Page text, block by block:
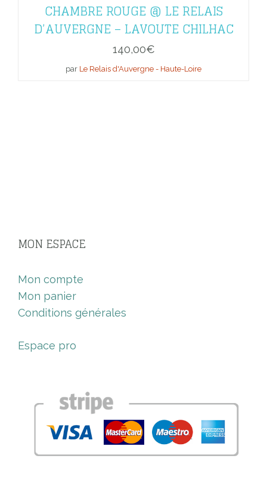
CHAMBRE ROUGE @ LE RELAIS
D’AUVERGNE – LAVOUTE CHILHAC
140,00€
par Le Relais d'Auvergne - Haute-Loire
MON ESPACE
Mon compte
Mon panier
Conditions générales
Espace pro